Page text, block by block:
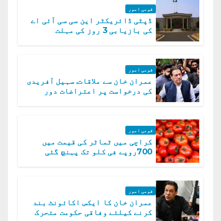
قومی امور
ڈپٹی ڈائریکٹر این سی سی آئی اے
کی بازیابی 3 روز کی مہلت
قومی امور
عمران خان سے ملاقات. سہیل آفریدی
کی درخواست پر اعتراضات دور
قومی امور
کراچی میں ٹماٹر کی قیمت میں
700روپے فی کلو تک پہنچ گئی
قومی امور
عمران خان کا ایکس اکائونٹ بند
کرنے کیلئے وفاقی حکومت متحرک